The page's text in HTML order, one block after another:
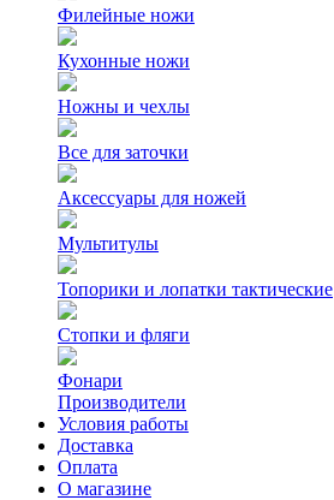
Филейные ножи
Кухонные ножи
Ножны и чехлы
Все для заточки
Аксессуары для ножей
Мультитулы
Топорики и лопатки тактические
Стопки и фляги
Фонари
Производители
Условия работы
Доставка
Оплата
О магазине